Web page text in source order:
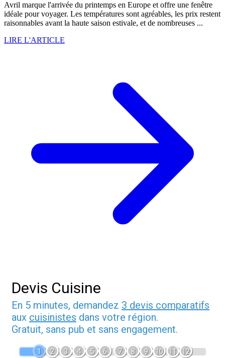
Avril marque l'arrivée du printemps en Europe et offre une fenêtre
idéale pour voyager. Les températures sont agréables, les prix restent
raisonnables avant la haute saison estivale, et de nombreuses ...
LIRE L'ARTICLE
Devis Cuisine
En 5 minutes, demandez 3 devis comparatifs
aux cuisinistes dans votre région.
Gratuit, sans pub et sans engagement.
1 2 3 4 5 6 7 8 9 10 11 12